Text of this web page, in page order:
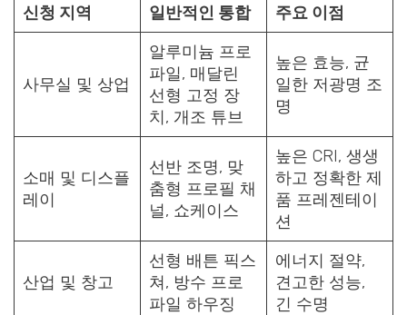
신청 지역 일반적인 통합 주요 이점
사무실 및 상업
알루미늄 프로
파일, 매달린
선형 고정 장
치, 개조 튜브
높은 효능, 균
일한 저광명 조
명
소매 및 디스플
레이
선반 조명, 맞
춤형 프로필 채
널, 쇼케이스
높은 CRI, 생생
하고 정확한 제
품 프레젠테이
션
산업 및 창고
선형 배튼 픽스
쳐, 방수 프로
파일 하우징
에너지 절약,
견고한 성능,
긴 수명